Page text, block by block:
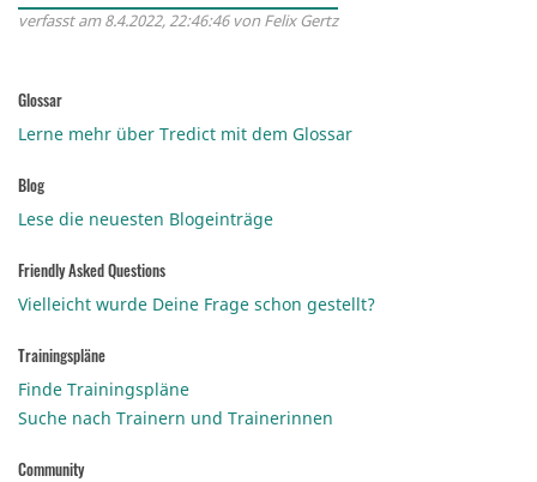
verfasst am 8.4.2022, 22:46:46 von Felix Gertz
Glossar
Lerne mehr über Tredict mit dem Glossar
Blog
Lese die neuesten Blogeinträge
Friendly Asked Questions
Vielleicht wurde Deine Frage schon gestellt?
Trainingspläne
Finde Trainingspläne
Suche nach Trainern und Trainerinnen
Community